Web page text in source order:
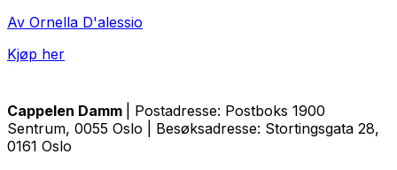
Av Ornella D'alessio
Kjøp her
Cappelen Damm
| Postadresse: Postboks 1900
Sentrum, 0055 Oslo | Besøksadresse: Stortingsgata 28,
0161 Oslo